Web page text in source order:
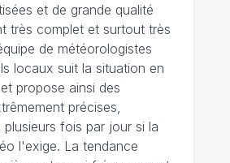
et de grande qualité
très complet et surtout très
de météorologistes
locaux suit la situation en
propose ainsi des
précises,
plusieurs fois par jour si la
l'exige. La tendance